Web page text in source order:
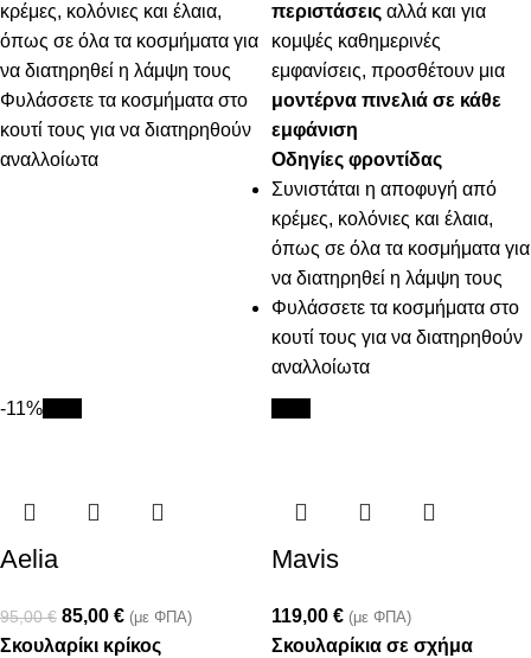
κρέμες, κολόνιες και έλαια,
όπως σε όλα τα κοσμήματα για
να διατηρηθεί η λάμψη τους
Φυλάσσετε τα κοσμήματα στο
κουτί τους για να διατηρηθούν
αναλλοίωτα
περιστάσεις αλλά και για
κομψές καθημερινές
εμφανίσεις, προσθέτουν μια
μοντέρνα πινελιά σε κάθε
εμφάνιση
Οδηγίες φροντίδας
Συνιστάται η αποφυγή από
κρέμες, κολόνιες και έλαια,
όπως σε όλα τα κοσμήματα για
να διατηρηθεί η λάμψη τους
Φυλάσσετε τα κοσμήματα στο
κουτί τους για να διατηρηθούν
αναλλοίωτα
-11%
Aelia
95,00€ 85,00 € (με ΦΠΑ)
Σκουλαρίκι κρίκος
Mavis
119,00 € (με ΦΠΑ)
Σκουλαρίκια σε σχήμα